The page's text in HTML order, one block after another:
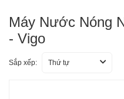
Máy Nước Nóng
- Vigo
Sắp xếp: Thứ tự